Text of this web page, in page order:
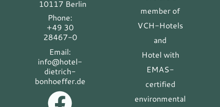
10117 Berlin
Phone:
+49 30
28467-0
Email:
info@hotel-
dietrich-
bonhoeffer.de
member of
VCH-Hotels
and
Hotel with
EMAS-
certified
environmental